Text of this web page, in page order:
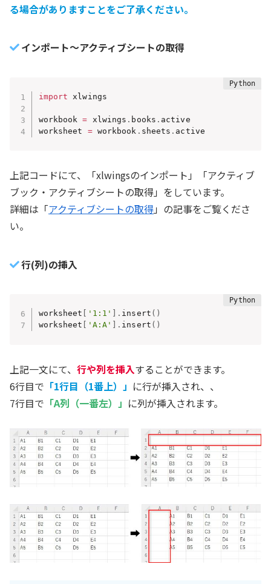
る場合がありますことをご了承ください。
インポート～アクティブシートの取得
import xlwings
workbook = xlwings . books . active
worksheet = workbook . sheets . active
上記コードにて、「xlwingsのインポート」「アクティブ
ブック・アクティブシートの取得」をしています。
詳細は「アクティブシートの取得」の記事をご覧くださ
い。
行(列)の挿入
worksheet '1:1' . insert ( )
worksheet
'A:A' . insert ( )
上記一文にて、 行や列を挿入することができます。
6行目で 「1行目（1番上）」 に行が挿入され、、
7行目で 「A列（一番左）」 に列が挿入されます。